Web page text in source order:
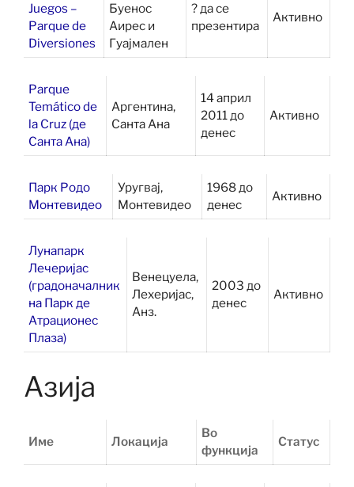
Juegos –
Parque de
Diversiones
Буенос
Аирес и
Гуајмален
? да се
презентира
Активно
Parque
Temático de
la Cruz (де
Санта Ана)
Аргентина,
Санта Ана
14 април
2011 до
денес
Активно
Парк Родо
Монтевидео
Уругвај,
Монтевидео
1968 до
денес
Активно
Лунапарк
Лечеријас
(градоначалник
на Парк де
Атрационес
Плаза)
Венецуела,
Лехеријас,
Анз.
2003 до
денес
Активно
Азија
Име Локација
Во
функција
Статус